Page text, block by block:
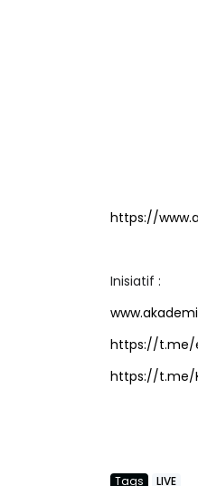
https://
Inisiatif :
https://t.me/
https://t.me/
Tags LIVE